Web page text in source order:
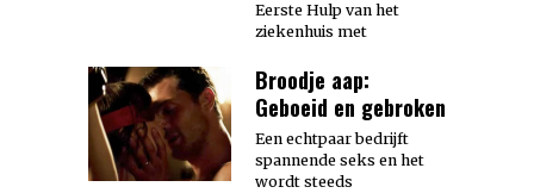
Eerste Hulp van het
ziekenhuis met
Broodje aap:
Geboeid en gebroken
Een echtpaar bedrijft
spannende seks en het
wordt steeds